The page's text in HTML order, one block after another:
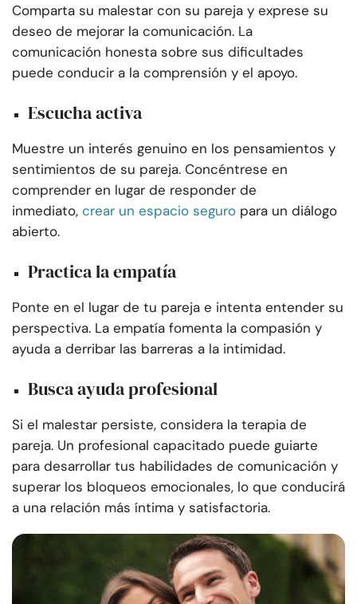
Comparta su malestar con su pareja y exprese su
deseo de mejorar la comunicación. La
comunicación honesta sobre sus dificultades
puede conducir a la comprensión y el apoyo.
Escucha activa
Muestre un interés genuino en los pensamientos y
sentimientos de su pareja. Concéntrese en
comprender en lugar de responder de
inmediato, crear un espacio seguro para un diálogo
abierto.
Practica la empatía
Ponte en el lugar de tu pareja e intenta entender su
perspectiva. La empatía fomenta la compasión y
ayuda a derribar las barreras a la intimidad.
Busca ayuda profesional
Si el malestar persiste, considera la terapia de
pareja. Un profesional capacitado puede guiarte
para desarrollar tus habilidades de comunicación y
superar los bloqueos emocionales, lo que conducirá
a una relación más íntima y satisfactoria.